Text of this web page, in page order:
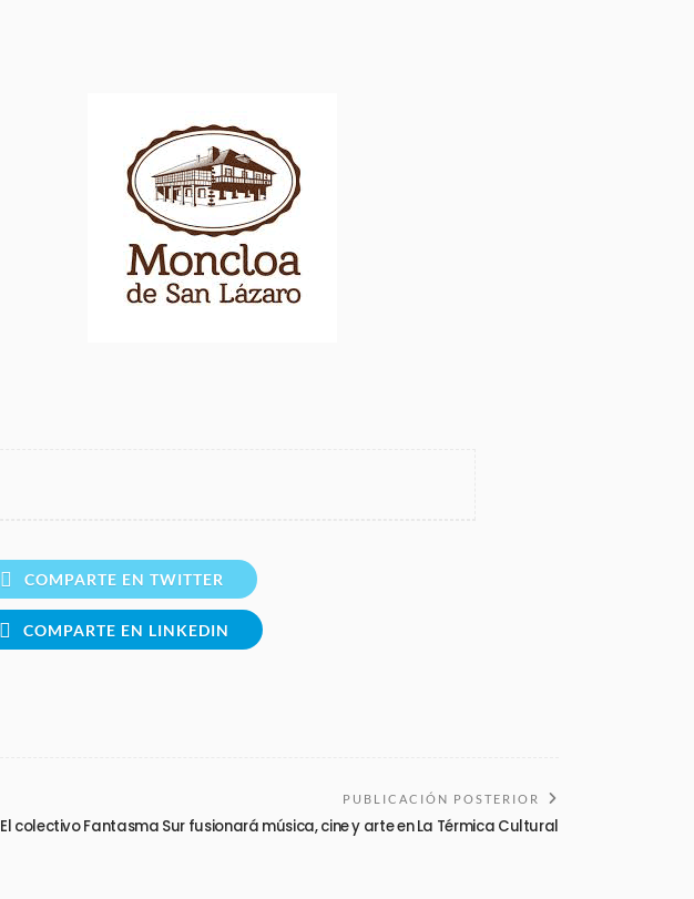
COMPARTE EN TWITTER
COMPARTE EN LINKEDIN
PUBLICACIÓN POSTERIOR
El colectivo Fantasma Sur fusionará música, cine y arte en La Térmica Cultural